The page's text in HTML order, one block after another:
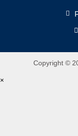
Copyright ©
×